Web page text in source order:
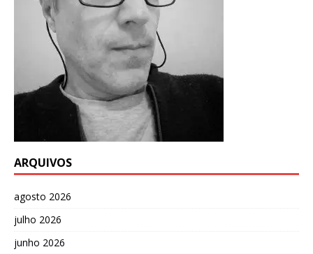
ARQUIVOS
agosto 2026
julho 2026
junho 2026